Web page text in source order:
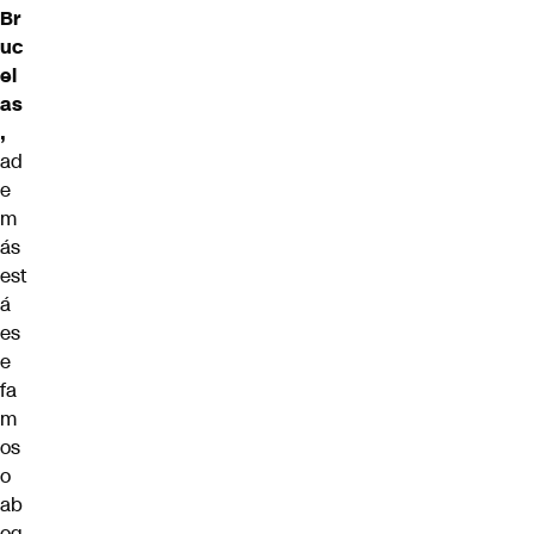
Br
uc
el
as
,
ad
e
m
ás
est
á
es
e
fa
m
os
o
ab